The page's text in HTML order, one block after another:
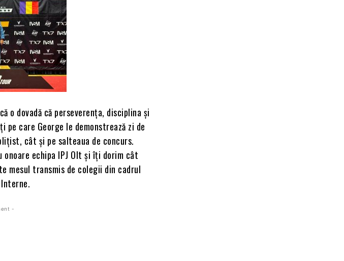
o dovadă că perseverența, disciplina și
care George le demonstrează zi de
cât și pe salteaua de concurs.
echipa IPJ Olt și îți dorim cât
mesul transmis de colegii din cadrul
-